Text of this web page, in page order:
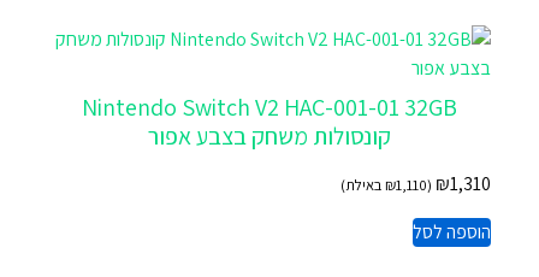
Nintendo Switch V2 HAC-001-01 32GB
קונסולות משחק בצבע אפור
₪1,310
(
₪1,110 באילת)
הוספה לסל